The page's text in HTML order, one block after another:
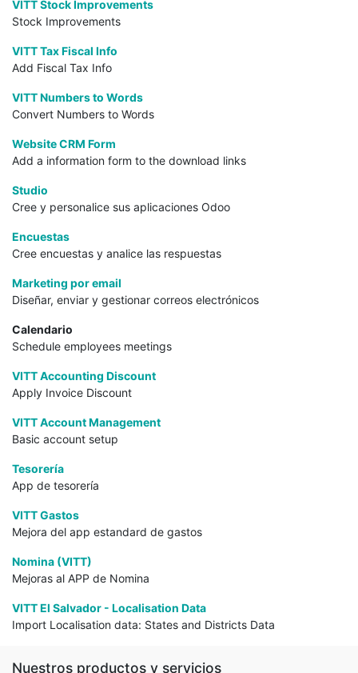
VITT Stock Improvements
Stock Improvements
VITT Tax Fiscal Info
Add Fiscal Tax Info
VITT Numbers to Words
Convert Numbers to Words
Website CRM Form
Add a information form to the download links
Studio
Cree y personalice sus aplicaciones Odoo
Encuestas
Cree encuestas y analice las respuestas
Marketing por email
Diseñar, enviar y gestionar correos electrónicos
Calendario
Schedule employees meetings
VITT Accounting Discount
Apply Invoice Discount
VITT Account Management
Basic account setup
Tesorería
App de tesorería
VITT Gastos
Mejora del app estandard de gastos
Nomina (VITT)
Mejoras al APP de Nomina
VITT El Salvador - Localisation Data
Import Localisation data: States and Districts Data
Nuestros productos y servicios